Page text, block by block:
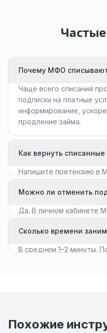
Почему МФО
Чаще всего списания
подписки на платные
информирование,
продление займа.
Как вернуть списанные
Напишите претензию в
дней — обращайтесь в
Можно ли отменить
Да. В личном кабинете
Сколько времени
В среднем 1–2 минуты.
Похожие